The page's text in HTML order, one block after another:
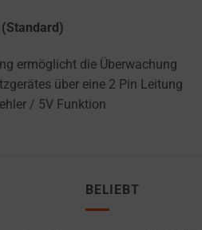
ermöglicht die Überwachung
über eine 2 Pin Leitung
/ 5V Funktion
BELIEBT